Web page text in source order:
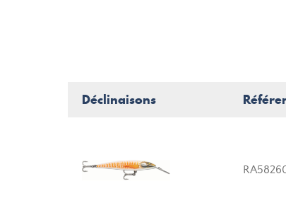
Déclinaisons